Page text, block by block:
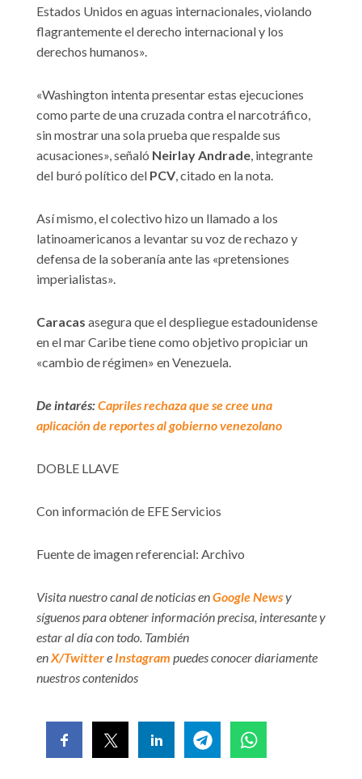
Estados Unidos en aguas internacionales, violando
flagrantemente el derecho internacional y los
derechos humanos».
«Washington intenta presentar estas ejecuciones
como parte de una cruzada contra el narcotráfico,
sin mostrar una sola prueba que respalde sus
acusaciones», señaló Neirlay Andrade, integrante
del buró político del PCV, citado en la nota.
Así mismo, el colectivo hizo un llamado a los
latinoamericanos a levantar su voz de rechazo y
defensa de la soberanía ante las «pretensiones
imperialistas».
Caracas asegura que el despliegue estadounidense
en el mar Caribe tiene como objetivo propiciar un
«cambio de régimen» en Venezuela.
De intarés:Capriles rechaza que se cree una
aplicación de reportes al gobierno venezolano
DOBLE LLAVE
Con información de EFE Servicios
Fuente de imagen referencial: Archivo
Visita nuestro canal de noticias enGoogle Newsy
síguenos para obtener información precisa, interesante y
estar al día con todo. También
enX/Twittere Instagram puedes conocer diariamente
nuestros contenidos